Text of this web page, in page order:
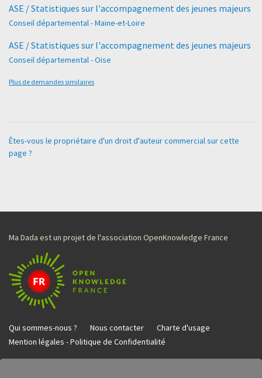
ASE / Statistiques sur l'accompagnement des jeunes majeurs
Conseil départemental - Maine-et-Loire
ASE / Statistiques sur l'accompagnement des jeunes majeurs
Conseil départemental - Oise
Plus de demandes similaires
Êtes-vous le propriétaire d'un droit d'auteur commercial sur cette
page ?
Ma Dada est un projet de l'association OpenKnowledge France
Qui sommes-nous ? Nous contacter
Charte d'usage
Mention légales - Politique de Confidentialité